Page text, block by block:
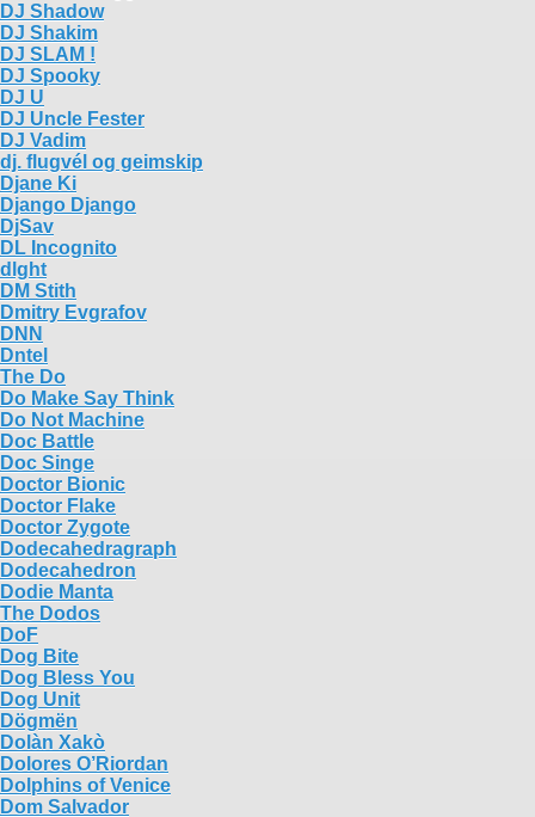
DJ Shadow
DJ Shakim
DJ SLAM !
DJ Spooky
DJ U
DJ Uncle Fester
DJ Vadim
dj. flugvél og geimskip
Djane Ki
Django Django
DjSav
DL Incognito
dlght
DM Stith
Dmitry Evgrafov
DNN
Dntel
The Do
Do Make Say Think
Do Not Machine
Doc Battle
Doc Singe
Doctor Bionic
Doctor Flake
Doctor Zygote
Dodecahedragraph
Dodecahedron
Dodie Manta
The Dodos
DoF
Dog Bite
Dog Bless You
Dog Unit
Dögmën
Dolàn Xakò
Dolores O’Riordan
Dolphins of Venice
Dom Salvador